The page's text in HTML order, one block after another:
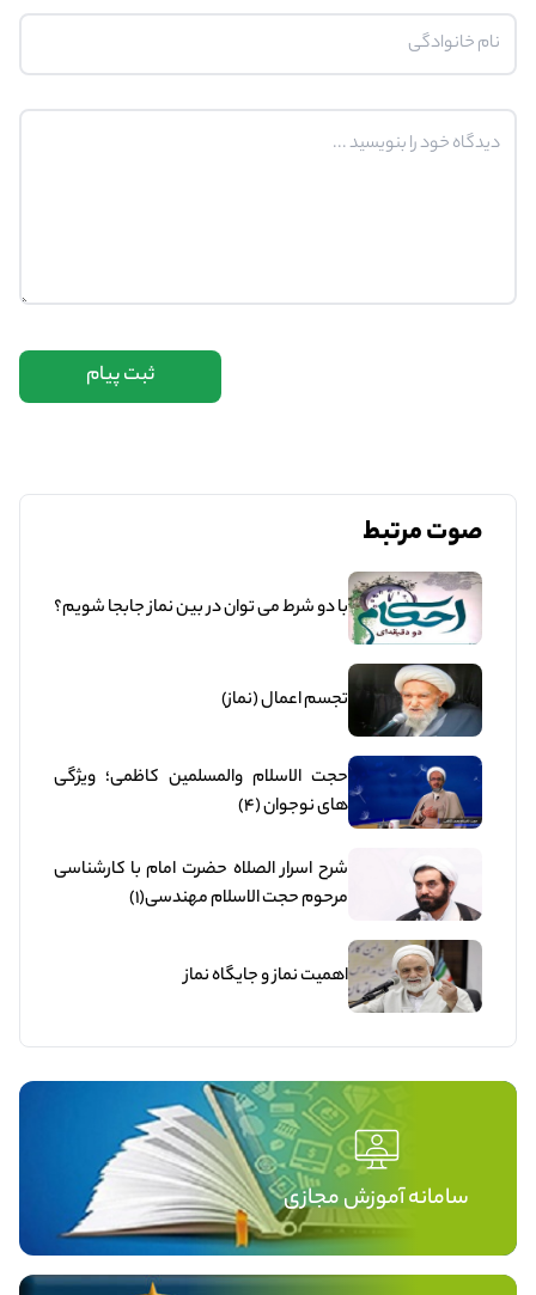
ثبت پیام
صوت مرتبط
با دو شرط می توان در بین نماز جابجا شویم؟
تجسم اعمال (نماز)
حجت الاسلام والمسلمین کاظمی؛ ویژگی
های نوجوان (4)
شرح اسرار الصلاه حضرت امام با کارشناسی
مرحوم حجت الاسلام مهندسی(1)
اهمیت نماز و جایگاه نماز
سامانه آموزش مجازی